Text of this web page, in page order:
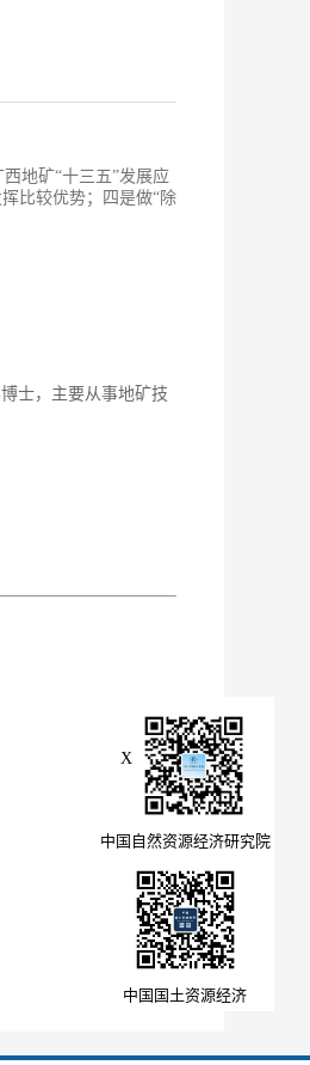
地矿“十三五”发展应
比较优势；四是做“除
士，主要从事地矿技
X
中国自然资源经济研究院
中国国土资源经济